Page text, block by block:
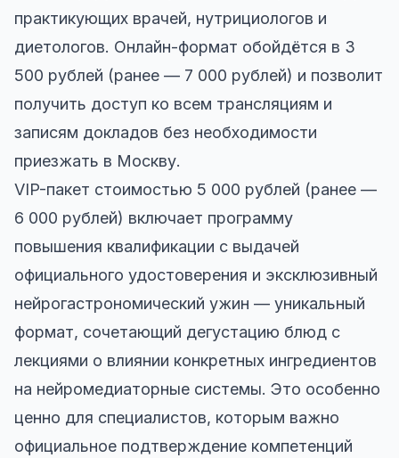
практикующих врачей, нутрициологов и
диетологов. Онлайн-формат обойдётся в 3
500 рублей (ранее — 7 000 рублей) и позволит
получить доступ ко всем трансляциям и
записям докладов без необходимости
приезжать в Москву.
VIP-пакет стоимостью 5 000 рублей (ранее —
6 000 рублей) включает программу
повышения квалификации с выдачей
официального удостоверения и эксклюзивный
нейрогастрономический ужин — уникальный
формат, сочетающий дегустацию блюд с
лекциями о влиянии конкретных ингредиентов
на нейромедиаторные системы. Это особенно
ценно для специалистов, которым важно
официальное подтверждение компетенций